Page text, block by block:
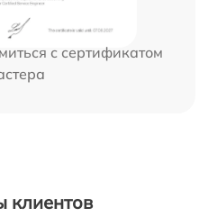
с сертификатом
клиентов